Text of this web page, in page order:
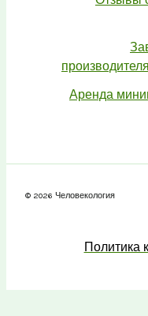
Аренда
© 2026 Человекология
Политика